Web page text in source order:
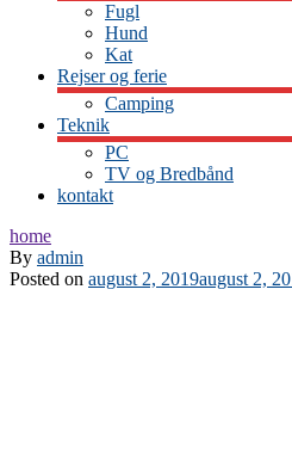
Fugl
Hund
Kat
Rejser og ferie
Camping
Teknik
PC
TV og Bredbånd
kontakt
home
By admin
Posted on august 2, 2019august 2,